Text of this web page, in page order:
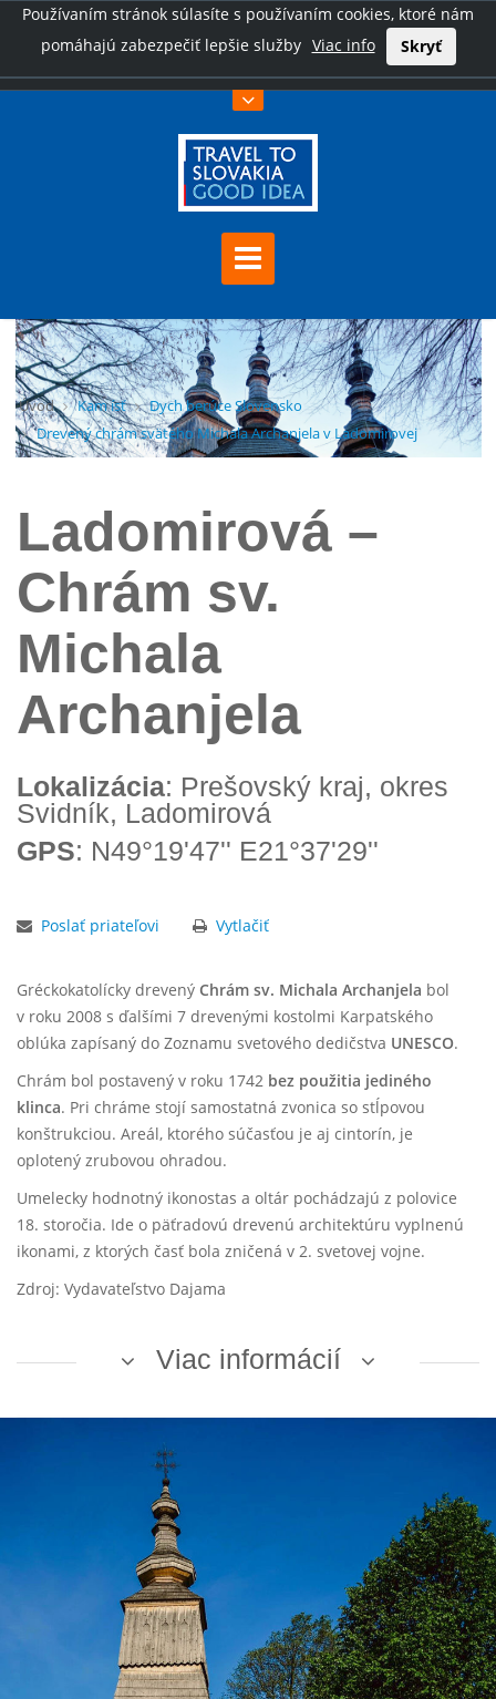
Používaním stránok súlasíte s používaním cookies, ktoré nám
pomáhajú zabezpečiť lepšie služby Viac info Skryť
Úvod Kam ísť
Dych berúce Slovensko
Drevený chrám svätého Michala Archanjela v Ladomirovej
Ladomirová –
Chrám sv.
Michala
Archanjela
Lokalizácia: Prešovský kraj, okres
Svidník, Ladomirová
GPS: N49°19'47'' E21°37'29''
Poslať priateľovi Vytlačiť
Gréckokatolícky drevený Chrám sv. Michala Archanjela bol
v roku 2008 s ďalšími 7 drevenými kostolmi Karpatského
oblúka zapísaný do Zoznamu svetového dedičstva UNESCO.
Chrám bol postavený v roku 1742 bez použitia jediného
klinca. Pri chráme stojí samostatná zvonica so stĺpovou
konštrukciou. Areál, ktorého súčasťou je aj cintorín, je
oplotený zrubovou ohradou.
Umelecky hodnotný ikonostas a oltár pochádzajú z polovice
18. storočia. Ide o päťradovú drevenú architektúru vyplnenú
ikonami, z ktorých časť bola zničená v 2. svetovej vojne.
Zdroj: Vydavateľstvo Dajama
Viac informácií